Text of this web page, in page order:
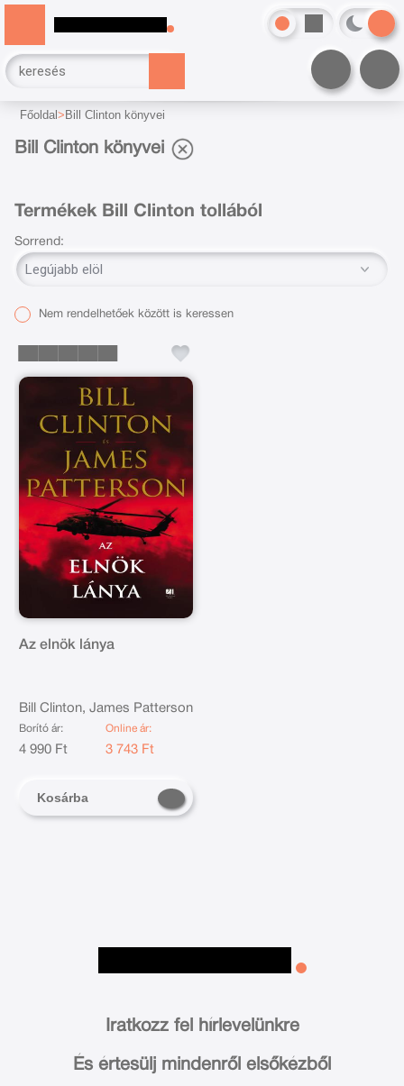
Főoldal Bill Clinton könyvei
Bill Clinton könyvei
Termékek Bill Clinton tollából
Sorrend:
Nem rendelhetőek között is keressen
Az elnök lánya
Bill Clinton, James Patterson
Borító ár:
4 990 Ft
Online ár:
3 743 Ft
Kosárba
Iratkozz fel hírlevelünkre
És értesülj mindenről elsőkézből